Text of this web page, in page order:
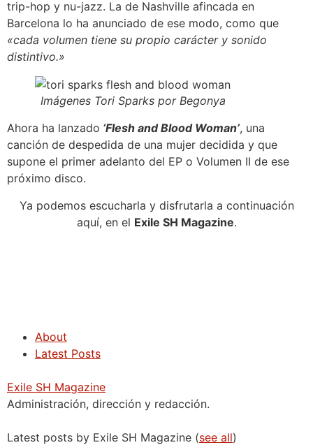
trip-hop y nu-jazz. La de Nashville afincada en
Barcelona lo ha anunciado de ese modo, como que
«cada volumen tiene su propio carácter y sonido
distintivo.»
Imágenes Tori Sparks por Begonya
Ahora ha lanzado ‘Flesh and Blood Woman’, una
canción de despedida de una mujer decidida y que
supone el primer adelanto del EP o Volumen II de ese
próximo disco.
Ya podemos escucharla y disfrutarla a continuación
aquí, en el Exile SH Magazine.
About
Latest Posts
Exile SH Magazine
Administración, dirección y redacción.
Latest posts by Exile SH Magazine (see all)